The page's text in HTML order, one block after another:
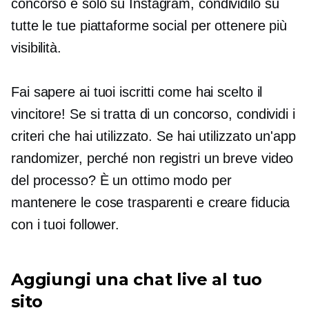
concorso è solo su Instagram, condividilo su
tutte le tue piattaforme social per ottenere più
visibilità.
Fai sapere ai tuoi iscritti come hai scelto il
vincitore! Se si tratta di un concorso, condividi i
criteri che hai utilizzato. Se hai utilizzato un'app
randomizer, perché non registri un breve video
del processo? È un ottimo modo per
mantenere le cose trasparenti e creare fiducia
con i tuoi follower.
Aggiungi una chat live al tuo
sito